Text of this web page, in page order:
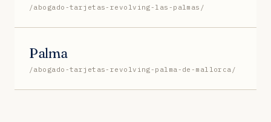
/abogado-tarjetas-revolving-las-palmas/
Palma
/abogado-tarjetas-revolving-palma-de-mallorca/